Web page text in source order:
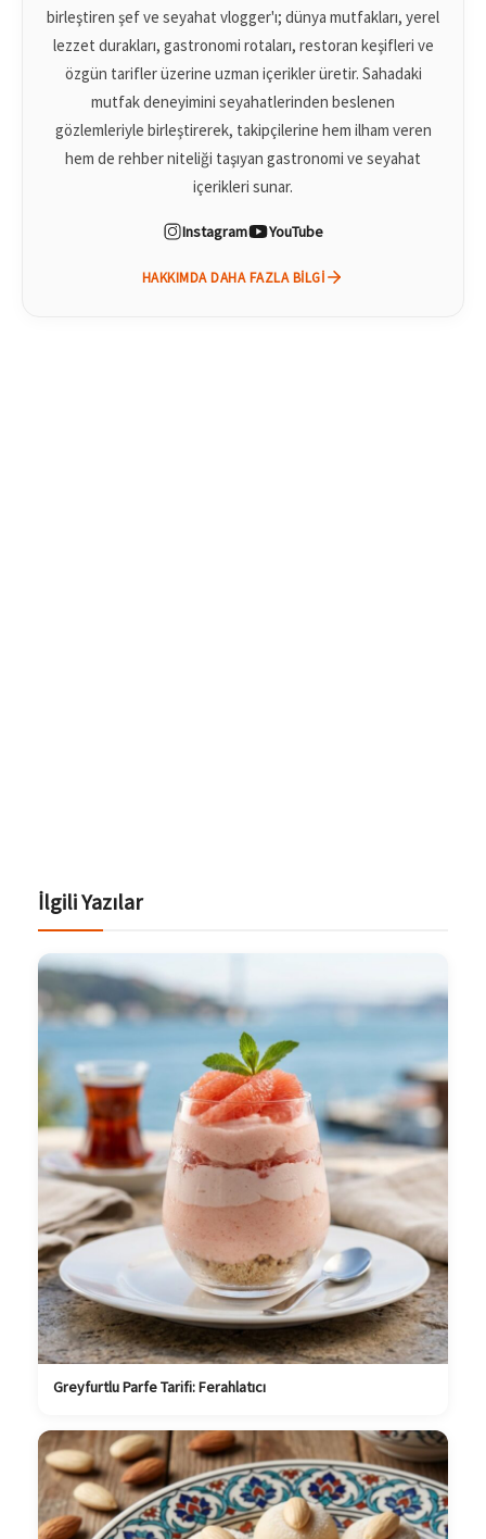
birleştiren şef ve seyahat vlogger'ı; dünya mutfakları, yerel
lezzet durakları, gastronomi rotaları, restoran keşifleri ve
özgün tarifler üzerine uzman içerikler üretir. Sahadaki
mutfak deneyimini seyahatlerinden beslenen
gözlemleriyle birleştirerek, takipçilerine hem ilham veren
hem de rehber niteliği taşıyan gastronomi ve seyahat
içerikleri sunar.
Instagram YouTube
HAKKIMDA DAHA FAZLA BILGI
İlgili Yazılar
Greyfurtlu Parfe Tarifi: Ferahlatıcı